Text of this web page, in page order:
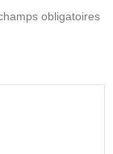
obligatoires